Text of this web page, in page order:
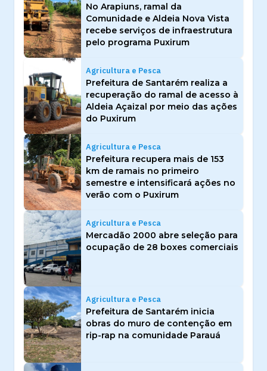
No Arapiuns, ramal da
Comunidade e Aldeia Nova Vista
recebe serviços de infraestrutura
pelo programa Puxirum
Agricultura e Pesca
Prefeitura de Santarém realiza a
recuperação do ramal de acesso à
Aldeia Açaizal por meio das ações
do Puxirum
Agricultura e Pesca
Prefeitura recupera mais de 153
km de ramais no primeiro
semestre e intensificará ações no
verão com o Puxirum
Agricultura e Pesca
Mercadão 2000 abre seleção para
ocupação de 28 boxes comerciais
Agricultura e Pesca
Prefeitura de Santarém inicia
obras do muro de contenção em
rip-rap na comunidade Parauá